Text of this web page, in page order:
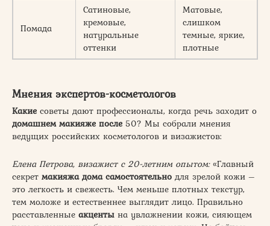
Помада
Сатиновые,
кремовые,
натуральные
оттенки
Матовые,
слишком
темные, яркие,
плотные
Мнения экспертов-косметологов
Какие советы дают профессионалы, когда речь заходит о
домашнем макияже после 50? Мы собрали мнения
ведущих российских косметологов и визажистов:
Елена Петрова, визажист с 20-летним опытом:«Главный
секрет макияжа дома самостоятельно для зрелой кожи –
это легкость и свежесть. Чем меньше плотных текстур,
тем моложе и естественнее выглядит лицо. Правильно
расставленные акценты на увлажнении кожи, сияющем